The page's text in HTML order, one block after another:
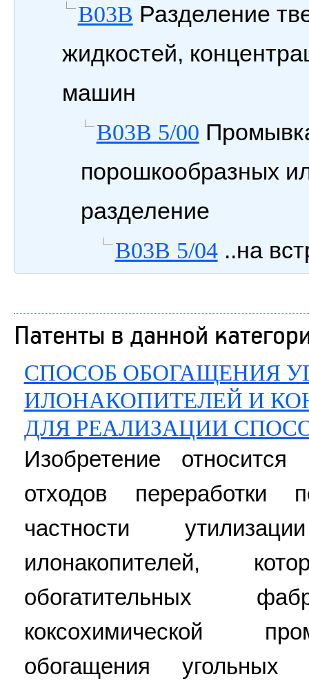
B03B Разделение
жидкостей,
машин
B03B 5/00
порошкообразных
разделение
B03B 5/04..на
Патенты в данной
СПОСОБ ОБОГАЩЕНИЯ
ИЛОНАКОПИТЕЛЕЙ И
ДЛЯ РЕАЛИЗАЦИИ
Изобретение относится
отходов переработки
частности
илонакопителей,
обогатительных
коксохимической
обогащения угольных